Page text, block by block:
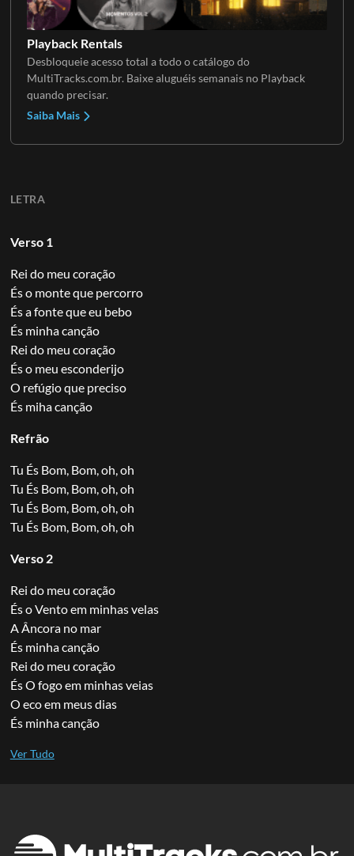
Playback Rentals
Desbloqueie acesso total a todo o catálogo do
MultiTracks.com.br. Baixe aluguéis semanais no Playback
quando precisar.
Saiba Mais
LETRA
Verso 1
Rei do meu coração
És o monte que percorro
És a fonte que eu bebo
És minha canção
Rei do meu coração
És o meu esconderijo
O refúgio que preciso
És miha canção
Refrão
Tu És Bom, Bom, oh, oh
Tu És Bom, Bom, oh, oh
Tu És Bom, Bom, oh, oh
Tu És Bom, Bom, oh, oh
Verso 2
Rei do meu coração
És o Vento em minhas velas
A Âncora no mar
És minha canção
Rei do meu coração
És O fogo em minhas veias
O eco em meus dias
És minha canção